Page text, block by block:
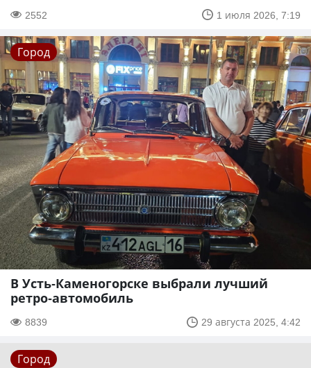
2552 1 июля 2026, 7:19
Город
В Усть-Каменогорске выбрали лучший
ретро-автомобиль
8839 29 августа 2025, 4:42
Город